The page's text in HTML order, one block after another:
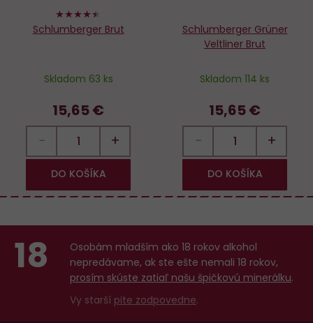
88%
Schlumberger Brut
Skladom 63 ks
15,65 €
− +
DO KOŠÍKA
Schlumberger Grüner
Veltliner Brut
Skladom 114 ks
15,65 €
− +
DO KOŠÍKA
18
Osobám mladším ako 18 rokov alkohol
nepredávame, ak ste ešte nemali 18 rokov,
prosím skúste zatiaľ našu špičkovú minerálku.
Vy starší pite zodpovedne.